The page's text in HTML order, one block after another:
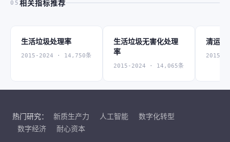
05 相关指标推荐
生活垃圾处理率
2015-2024 · 14,750条
生活垃圾无害化处理
率
2015-2024 · 14,065条
清运量
2015-
热门研究： 新质生产力 人工智能
数字化转型
数字经济
耐心资本